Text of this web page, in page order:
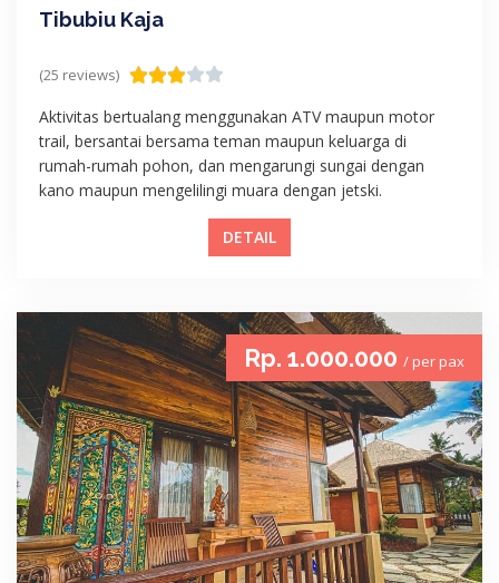
Tibubiu Kaja
(25 reviews)
Aktivitas bertualang menggunakan ATV maupun motor
trail, bersantai bersama teman maupun keluarga di
rumah-rumah pohon, dan mengarungi sungai dengan
kano maupun mengelilingi muara dengan jetski.
DETAIL
Rp. 1.000.000 / per pax